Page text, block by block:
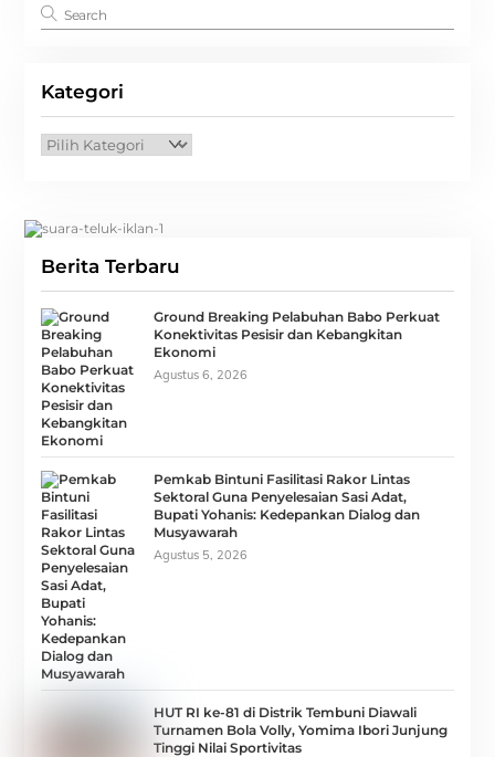
Kategori
Kategori
Berita Terbaru
Ground Breaking Pelabuhan Babo Perkuat
Konektivitas Pesisir dan Kebangkitan
Ekonomi
Agustus 6, 2026
Pemkab Bintuni Fasilitasi Rakor Lintas
Sektoral Guna Penyelesaian Sasi Adat,
Bupati Yohanis: Kedepankan Dialog dan
Musyawarah
Agustus 5, 2026
HUT RI ke-81 di Distrik Tembuni Diawali
Turnamen Bola Volly, Yomima Ibori Junjung
Tinggi Nilai Sportivitas